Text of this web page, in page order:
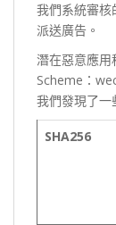
我們系統審核
派送廣告。
潛在惡意應用
Scheme：
我們發現了一
SHA256